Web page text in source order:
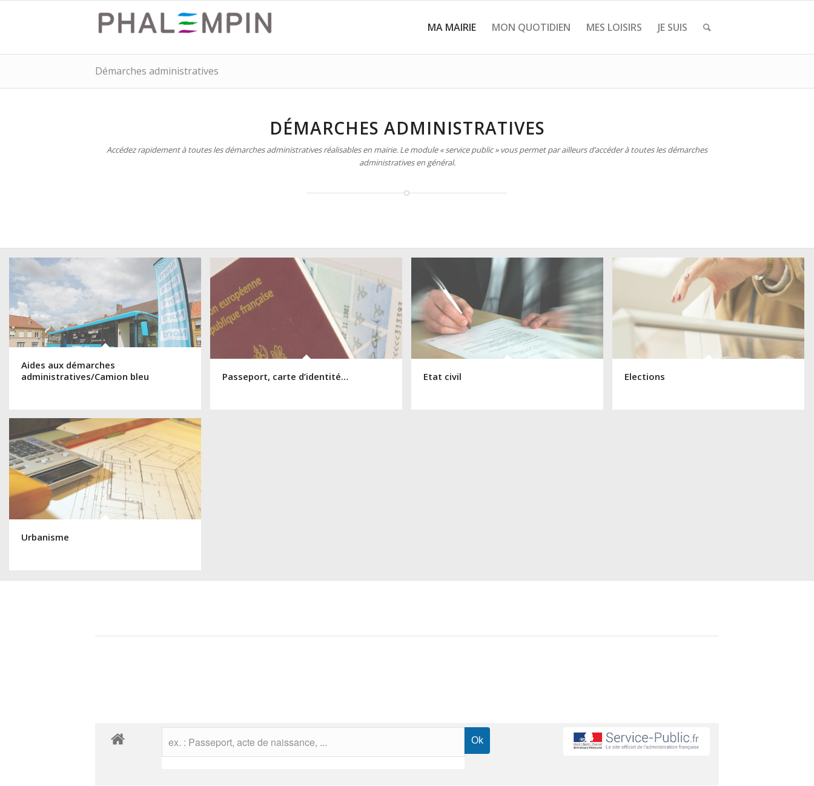
MA MAIRIE MON QUOTIDIEN MES LOISIRS JE SUIS
Démarches administratives
DÉMARCHES ADMINISTRATIVES
Accédez rapidement à toutes les démarches administratives réalisables en mairie. Le module « service public » vous permet par ailleurs d’accéder à toutes les démarches
administratives en général.
Aides aux démarches
administratives/Camion bleu
Passeport, carte d’identité… Etat civil Elections
Urbanisme